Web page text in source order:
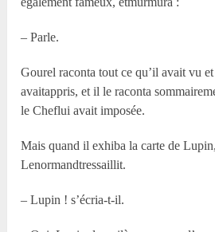
– Parle.
Gourel raconta tout ce qu’il avait vu
avaitappris, et il le raconta
le Cheflui avait imposée.
Mais quand il exhiba la carte de
Lenormandtressaillit.
– Lupin ! s’écria-t-il.